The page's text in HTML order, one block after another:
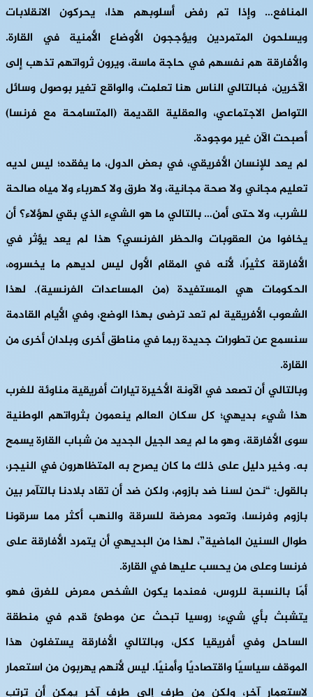
المنافع… وإذا تم رفض أسلوبهم هذا، يحركون الانقلابات
ويسلحون المتمردين ويؤججون الأوضاع الأمنية في القارة.
والأفارقة هم نفسهم في حاجة ماسة، ويرون ثرواتهم تذهب إلى
الآخرين، فبالتالي الناس هنا تعلمت، والواقع تغير بوصول وسائل
التواصل الاجتماعي، والعقلية القديمة (المتسامحة مع فرنسا)
أصبحت الآن غير موجودة.
لم يعد للإنسان الأفريقي، في بعض الدول، ما يفقده؛ ليس لديه
تعليم مجاني ولا صحة مجانية، ولا طرق ولا كهرباء ولا مياه صالحة
للشرب، ولا حتى أمن… بالتالي ما هو الشيء الذي بقي لهؤلاء؟ أن
يخافوا من العقوبات والحظر الفرنسي؟ هذا لم يعد يؤثر في
الأفارقة كثيرًا، لأنه في المقام الأول ليس لديهم ما يخسروه،
الحكومات هي المستفيدة (من المساعدات الفرنسية). لهذا
الشعوب الأفريقية لم تعد ترضى بهذا الوضع، وفي الأيام القادمة
سنسمع عن تطورات جديدة ربما في مناطق أخرى وبلدان أخرى من
القارة.
وبالتالي أن تصعد في الآونة الأخيرة تيارات أفريقية مناوئة للغرب
هذا شيء بديهي؛ كل سكان العالم ينعمون بثرواتهم الوطنية
سوى الأفارقة، وهو ما لم يعد الجيل الجديد من شباب القارة يسمح
به. وخير دليل على ذلك ما كان يصرح به المتظاهرون في النيجر،
بالقول: “نحن لسنا ضد بازوم، ولكن ضد أن تقاد بلادنا بالتآمر بين
بازوم وفرنسا، وتعود معرضة للسرقة والنهب أكثر مما سرقونا
طوال السنين الماضية”، لهذا من البديهي أن يتمرد الأفارقة على
فرنسا وعلى من يحسب عليها في القارة.
أمّا بالنسبة للروس، فعندما يكون الشخص معرض للغرق فهو
يتشبث بأي شيء؛ روسيا تبحث عن موطئ قدم في منطقة
الساحل وفي أفريقيا ككل، وبالتالي الأفارقة يستغلون هذا
الموقف سياسيًا واقتصاديًا وأمنيًا. ليس لأنهم يهربون من استعمار
لاستعمار آخر، ولكن من طرف إلى طرف آخر يمكن أن ترتب